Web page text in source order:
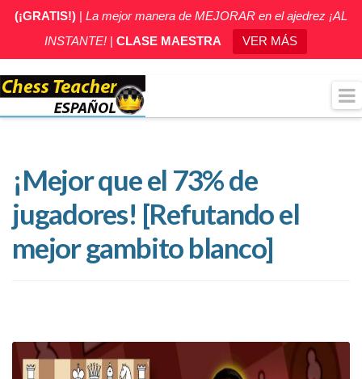
(¡GRATIS!) | La mejor manera de MEJORAR en el ajedrez ¡AL
INSTANTE!| CLASE MAESTRA VER MÁS
¡Mejor que el 73% de
jugadores! [Refutando el
mejor gambito blanco]